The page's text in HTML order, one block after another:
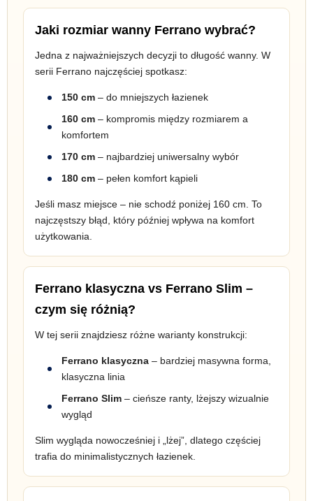
Jaki rozmiar wanny Ferrano wybrać?
Jedna z najważniejszych decyzji to długość wanny. W
serii Ferrano najczęściej spotkasz:
150 cm – do mniejszych łazienek
160 cm – kompromis między rozmiarem a
komfortem
170 cm – najbardziej uniwersalny wybór
180 cm – pełen komfort kąpieli
Jeśli masz miejsce – nie schodź poniżej 160 cm. To
najczęstszy błąd, który później wpływa na komfort
użytkowania.
Ferrano klasyczna vs Ferrano Slim –
czym się różnią?
W tej serii znajdziesz różne warianty konstrukcji:
Ferrano klasyczna – bardziej masywna forma,
klasyczna linia
Ferrano Slim – cieńsze ranty, lżejszy wizualnie
wygląd
Slim wygląda nowocześniej i „lżej”, dlatego częściej
trafia do minimalistycznych łazienek.